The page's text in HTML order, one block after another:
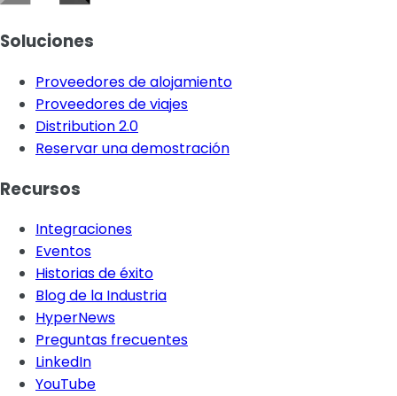
Soluciones
Proveedores de alojamiento
Proveedores de viajes
Distribution 2.0
Reservar una demostración
Recursos
Integraciones
Eventos
Historias de éxito
Blog de la Industria
HyperNews
Preguntas frecuentes
LinkedIn
YouTube